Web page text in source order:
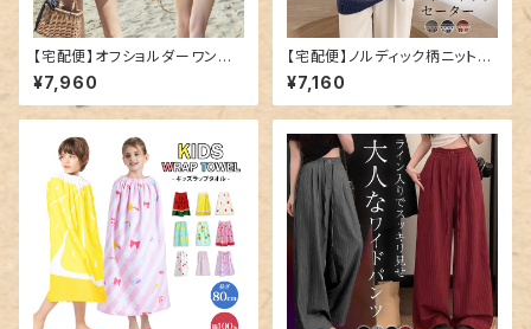
【宅配便】オフショルダーワンピ
ース／hys1768
¥7,960
【宅配便】ノルディック柄ニット／
tops1547
¥7,160